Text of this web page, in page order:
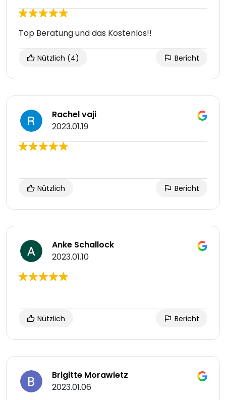
Top Beratung und das Kostenlos!!
Nützlich (4) Bericht
Rachel vaji
2023.01.19
Nützlich Bericht
Anke Schallock
2023.01.10
Nützlich Bericht
Brigitte Morawietz
2023.01.06